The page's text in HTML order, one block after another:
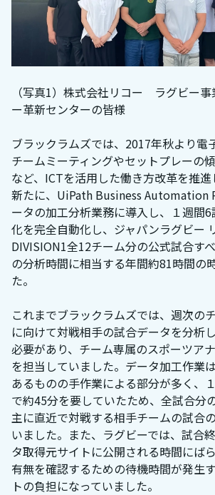
（写真1）株式会社リコー ラグビー
ー革新センターの皆様
ブラックラムズでは、2017年秋より電
チームミーティングやセットプレーの
など、ICTを活用した働き方改革を推
新たに、UiPath Business Automation
ータの加工分析業務に導入し、１週間
化を完全自動化し、ジャパンラグビー
DIVISION1全12チーム分の公式試合す
の分析時間に相当する年間約81時間の
た。
これまでブラックラムズでは、週次の
に向けて対戦相手の試合データを分析
必要があり、チーム専属のスポーツア
を担当していました。データ加工作業
あるものの手作業による部分が多く、
で約45分を要していたため、全試合分
主に直近で対戦する相手チームの試合
いました。また、ラグビーでは、試合
タ取得元サイトに公開される時間にば
有無を確認するための待機時間が発生
トの負担になっていました。